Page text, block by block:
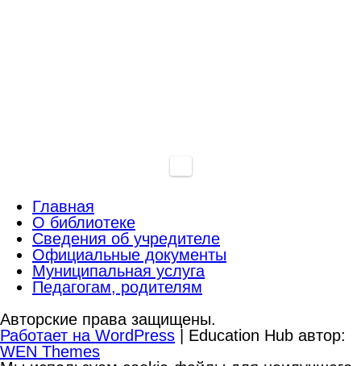
Главная
О библиотеке
Сведения об учредителе
Официальные документы
Муниципальная услуга
Педагогам, родителям
Авторские права защищены.
Работает на WordPress
Education Hub автор:
WEN Themes